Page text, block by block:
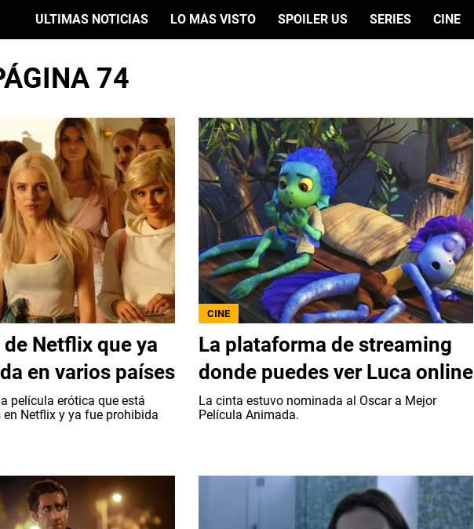
ULTIMAS NOTICIAS LO MÁS VISTO SPOILER US SERIES CINE
74
Netflix que ya
en varios países
película erótica que está
Netflix y ya fue prohibida
CINE
La plataforma de streaming
donde puedes ver Luca online
La cinta estuvo nominada al Oscar a Mejor
Película Animada.